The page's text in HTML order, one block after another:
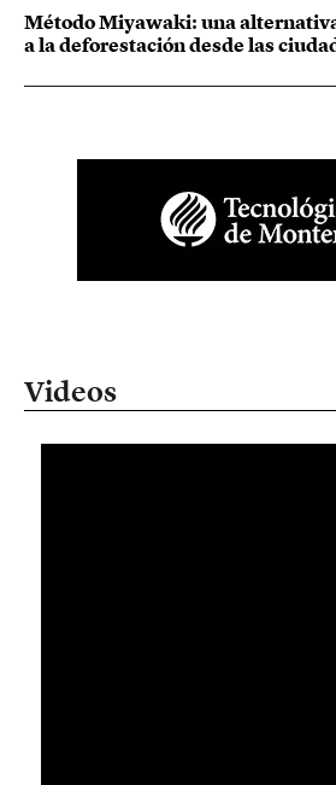
Método Miyawaki: una
a la deforestación desde las
Videos